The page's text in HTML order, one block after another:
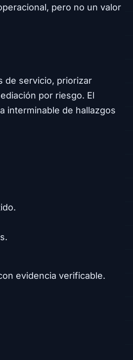
pero no un valor
de servicio, priorizar
por riesgo. El
interminable de hallazgos
evidencia verificable.